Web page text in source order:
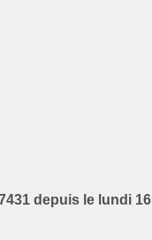
depuis le lundi 16